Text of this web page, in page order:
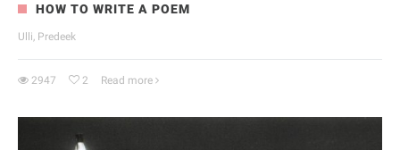
HOW TO WRITE A POEM
Ulli, Predeek
2947 2 Read more